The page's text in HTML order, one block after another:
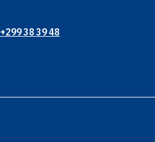
+299 38 39 48